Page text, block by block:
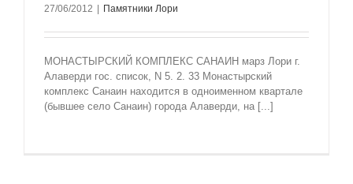
27/06/2012 Памятники Лори
МОНАСТЫРСКИЙ КОМПЛЕКС САНАИН марз Лори г.
Алаверди гос. список, N 5. 2. 33 Монастырский
комплекс Санаин находится в одноименном квартале
(бывшее село Санаин) города Алаверди, на [...]